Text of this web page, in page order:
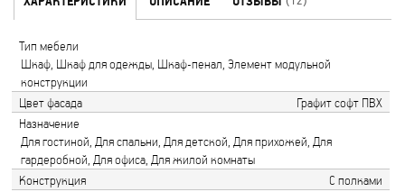
Тип мебели
Шкаф, Шкаф для одежды, Шкаф-пенал, Элемент модульной
конструкции
Цвет фасада
Графит софт ПВХ
Назначение
Для гостиной, Для спальни, Для детской, Для прихожей, Для
гардеробной, Для офиса, Для жилой комнаты
Конструкция
С полками